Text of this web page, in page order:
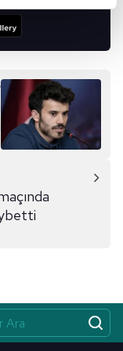
İnternet
ait çerezler
çeşitli kişisel
bilgi
daha işlevsel
alan panel
detaylı bilgi